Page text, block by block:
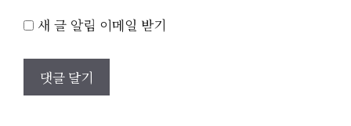
새 글 알림 이메일 받기